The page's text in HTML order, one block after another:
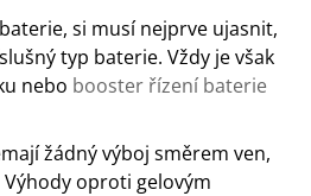
si musí nejprve ujasnit,
typ baterie. Vždy je však
nebo booster řízení baterie
žádný výboj směrem ven,
oproti gelovým